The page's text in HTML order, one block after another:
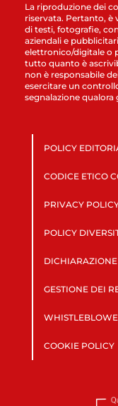
La riproduzione dei
riservata. Pertanto, è
di testi, fotografie,
aziendali e
elettronico/digitale o
tutto quanto è
non è responsabile
esercitare un
segnalazione qualora
POLICY
CODICE ETICO
PRIVACY
POLICY
GESTIONE DEI
COOKIE POLICY